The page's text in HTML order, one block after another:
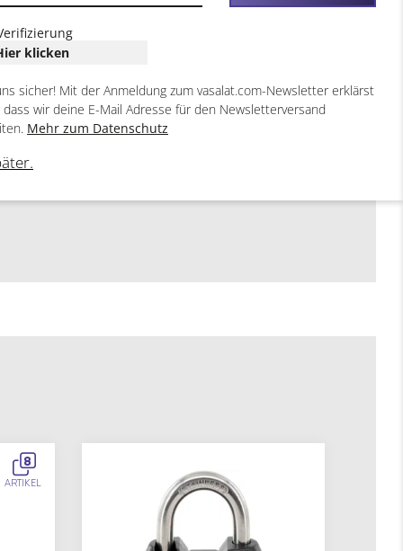
8
ARTIKEL
klicken
sicher! Mit der Anmeldung zum vasalat.com-Newsletter erklärst
wir deine E-Mail Adresse für den Newsletterversand
Mehr zum Datenschutz